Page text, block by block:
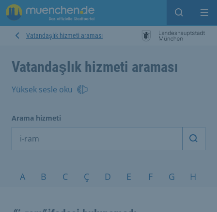
Open
Vatandaşlık hizmeti araması
Vatandaşlık hizmeti araması
Yüksek sesle oku
Arama hizmeti
Konular A-Z
A B C Ç D E F G H